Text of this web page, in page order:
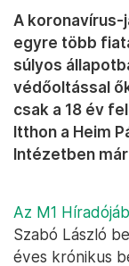
A koronavírus-
egyre több
súlyos
védőoltással
csak a 18 év
Itthon a Heim
Intézetben
Az M1
Szabó László
éves krónikus